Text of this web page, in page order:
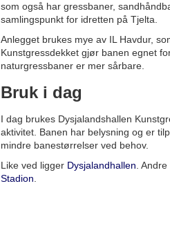
som også har gressbaner,
samlingspunkt for idretten på Tjelta.
Anlegget brukes mye av IL Havdur,
Kunstgressdekket gjør banen egnet
naturgressbaner er mer sårbare.
Bruk i dag
I dag brukes Dysjalandshallen
aktivitet. Banen har belysning og er
mindre banestørrelser ved behov.
Like ved ligger Dysjalandhallen .
Stadion